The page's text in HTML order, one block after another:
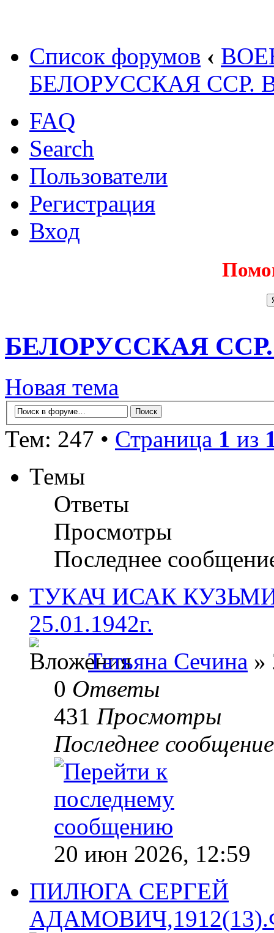
Список форумов ‹
БЕЛОРУССКАЯ
FAQ
Search
Пользователи
Регистрация
Вход
БЕЛОРУССКАЯ
Новая тема
Тем: 247 • Страница 1 из
Темы
Ответы
Просмотры
Последнее
ТУКАЧ ИСАК
25.01.1942г.
Татьяна Сечина »
0 Ответы
431 Просмотры
Последнее
20 июн 2026, 12:59
ПИЛЮГА СЕРГЕЙ